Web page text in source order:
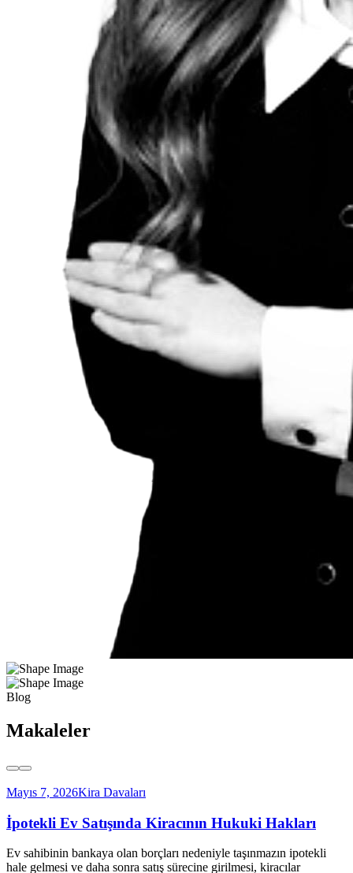
Blog
Makaleler
Mayıs 7, 2026Kira Davaları
İpotekli Ev Satışında Kiracının Hukuki Hakları
Ev sahibinin bankaya olan borçları nedeniyle taşınmazın ipotekli
hale gelmesi ve daha sonra satış sürecine girilmesi, kiracılar